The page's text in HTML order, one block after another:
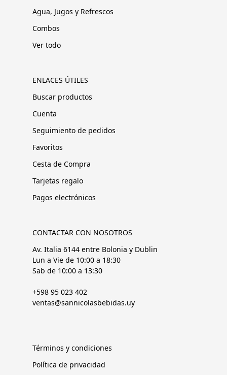
Agua, Jugos y Refrescos
Combos
Ver todo
ENLACES ÚTILES
Buscar productos
Cuenta
Seguimiento de pedidos
Favoritos
Cesta de Compra
Tarjetas regalo
Pagos electrónicos
CONTACTAR CON NOSOTROS
Av. Italia 6144 entre Bolonia y Dublin
Lun a Vie de 10:00 a 18:30
Sab de 10:00 a 13:30
+598 95 023 402
ventas@sannicolasbebidas.uy
Términos y condiciones
Política de privacidad